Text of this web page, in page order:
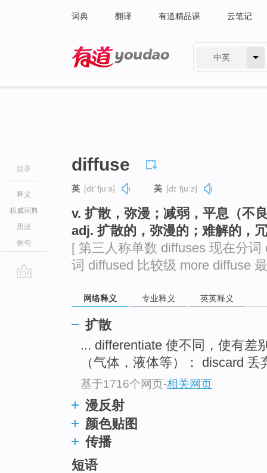
词典 翻译 有道精品课 云笔记
中英
目录
释义
权威词典
用法
例句
diffuse
英 [dɪˈfjuːs] 美 [dɪˈfjuːz]
v. 扩散，弥漫；减弱，平息（不
adj. 扩散的，弥漫的；难解的，
[ 第三人称单数 diffuses 现在分
词 diffused 比较级 more diffuse
网络释义 专业释义 英英释义
扩散
... differentiate 使不同，使有差
（气体，液体等）： discard
基于1716个网页-相关网页
漫反射
颜色贴图
传播
短语